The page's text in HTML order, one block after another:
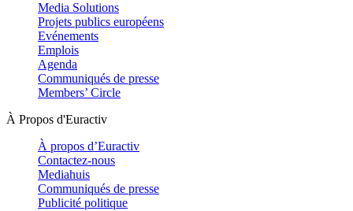
Media Solutions
Projets publics européens
Evénements
Emplois
Agenda
Communiqués de presse
Members’ Circle
À Propos d'Euractiv
À propos d’Euractiv
Contactez-nous
Mediahuis
Communiqués de presse
Publicité politique